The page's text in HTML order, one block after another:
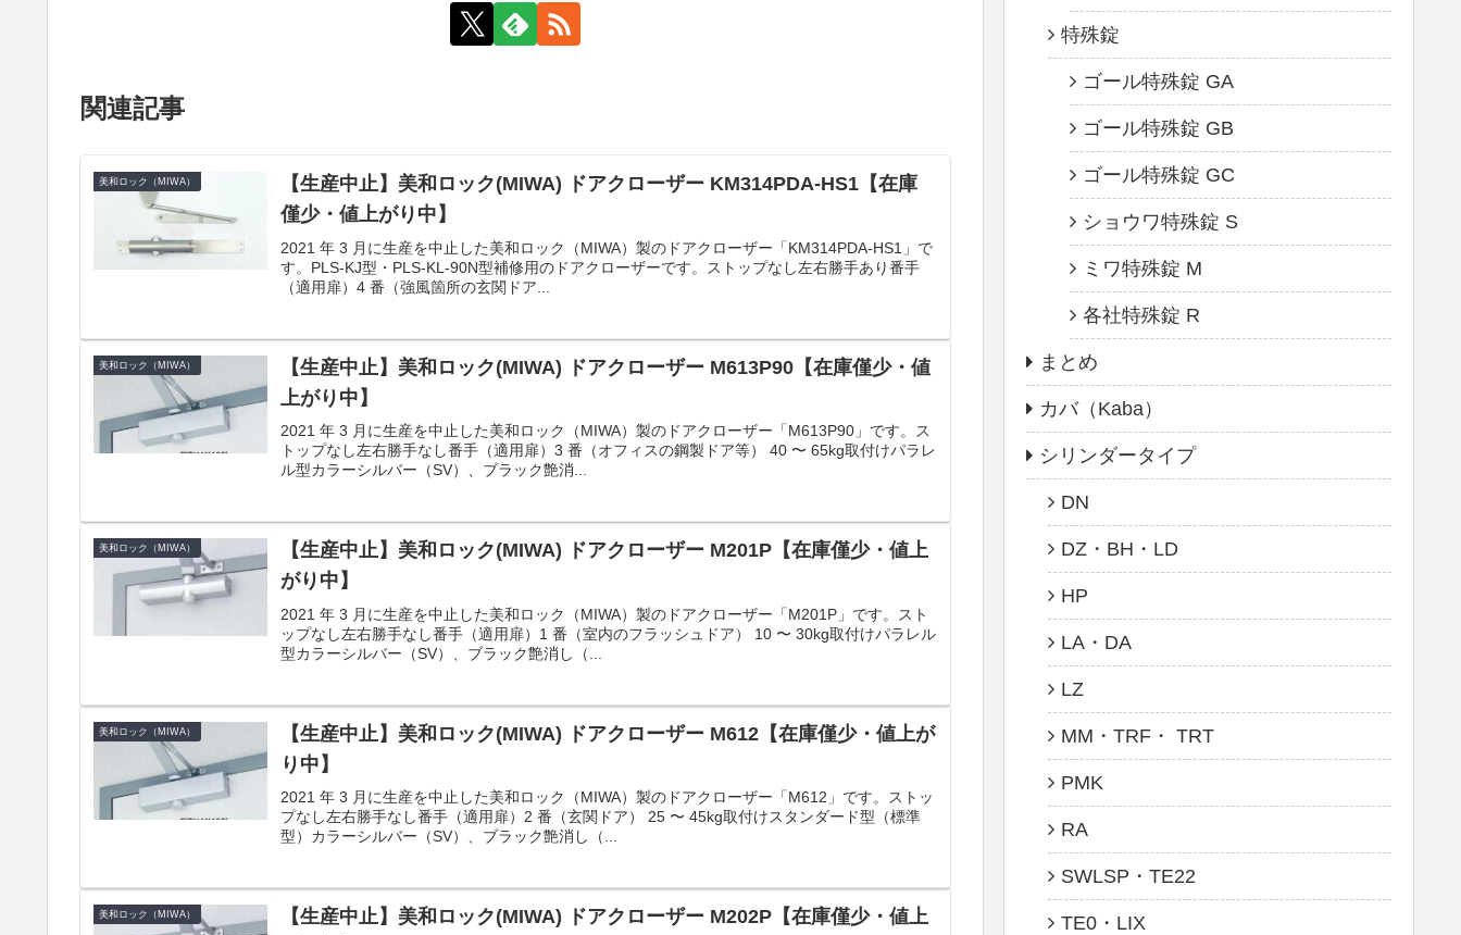
関連記事
美和ロック（MIWA）
【生産中止】美和ロック(MIWA) ドアクローザー KM314PDA-HS1【在庫
僅少・値上がり中】
2021 年 3 月に生産を中止した美和ロック（MIWA）製のドアクローザー「KM314PDA-HS1」で
す。PLS-KJ型・PLS-KL-90N型補修用のドアクローザーです。ストップなし左右勝手あり番手
（適用扉）4 番（強風箇所の玄関ドア...
美和ロック（MIWA）
【生産中止】美和ロック(MIWA) ドアクローザー M613P90【在庫僅少・値
上がり中】
2021 年 3 月に生産を中止した美和ロック（MIWA）製のドアクローザー「M613P90」です。ス
トップなし左右勝手なし番手（適用扉）3 番（オフィスの鋼製ドア等） 40 〜 65kg取付けパラレ
ル型カラーシルバー（SV）、ブラック艶消...
美和ロック（MIWA）
【生産中止】美和ロック(MIWA) ドアクローザー M201P【在庫僅少・値上
がり中】
2021 年 3 月に生産を中止した美和ロック（MIWA）製のドアクローザー「M201P」です。スト
ップなし左右勝手なし番手（適用扉）1 番（室内のフラッシュドア） 10 〜 30kg取付けパラレル
型カラーシルバー（SV）、ブラック艶消し（...
美和ロック（MIWA）
【生産中止】美和ロック(MIWA) ドアクローザー M612【在庫僅少・値上が
り中】
2021 年 3 月に生産を中止した美和ロック（MIWA）製のドアクローザー「M612」です。ストッ
プなし左右勝手なし番手（適用扉）2 番（玄関ドア） 25 〜 45kg取付けスタンダード型（標準
型）カラーシルバー（SV）、ブラック艶消し（...
美和ロック（MIWA）
【生産中止】美和ロック(MIWA) ドアクローザー M202P【在庫僅少・値上
特殊錠
ゴール特殊錠 GA
ゴール特殊錠 GB
ゴール特殊錠 GC
ショウワ特殊錠 S
ミワ特殊錠 M
各社特殊錠 R
まとめ
カバ（Kaba）
シリンダータイプ
DN
DZ・BH・LD
HP
LA・DA
LZ
MM・TRF・ TRT
PMK
RA
SWLSP・TE22
TE0・LIX